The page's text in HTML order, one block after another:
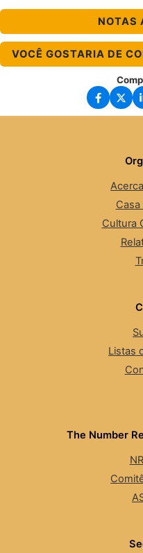
NOTAS
VOCÊ GOSTARIA DE
Cultura
Listas
The Number